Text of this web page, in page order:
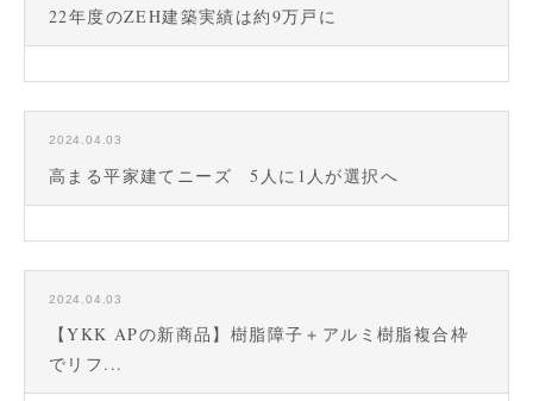
22年度のZEH建築実績は約9万戸に
2024.04.03
高まる平家建てニーズ 5人に1人が選択へ
2024.04.03
【YKK APの新商品】樹脂障子＋アルミ樹脂複合枠
でリフ...